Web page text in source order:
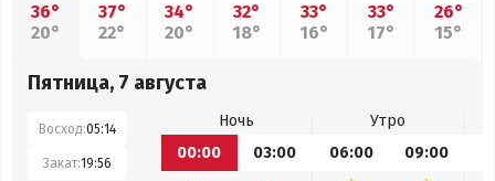
36°
20°
37°
22°
34°
20°
32°
18°
33°
16°
33°
17°
26°
15°
Пятница, 7 августа
Восход:05:14
Закат:19:56
Ночь
Утро
00:00
03:00 06:00 09:00